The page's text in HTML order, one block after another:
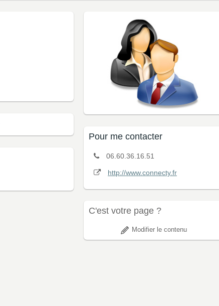
Pour me contacter
06.60.36.16.51
http://www.connecty.fr
C'est votre page ?
Modifier le contenu